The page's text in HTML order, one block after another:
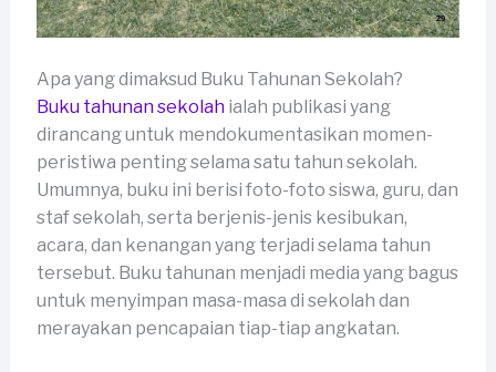
Apa yang dimaksud Buku Tahunan Sekolah?
Buku tahunan sekolahialah publikasi yang
dirancang untuk mendokumentasikan momen-
peristiwa penting selama satu tahun sekolah.
Umumnya, buku ini berisi foto-foto siswa, guru, dan
staf sekolah, serta berjenis-jenis kesibukan,
acara, dan kenangan yang terjadi selama tahun
tersebut. Buku tahunan menjadi media yang bagus
untuk menyimpan masa-masa di sekolah dan
merayakan pencapaian tiap-tiap angkatan.